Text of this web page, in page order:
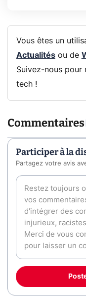
Vous êtes un
Actualitésou de
Suivez-nous pour
tech !
Commentaires
Participer à la
Partagez votre avis